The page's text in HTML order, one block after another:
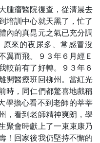
腫瘤醫院復查，從清晨去
培訓中心就天黑了，忙了
內的真昆元之氣已充分調
來的夜尿多、常感冒沒
翼而飛。９３年６月經Ｅ
較前有了好轉。９３年６
開醫療班回柳州。當紅光
時，同仁們都驚喜地戲稱
學擔心看不到老師的莘莘
，看到老師精神爽朗，學
聚會時獻上了一束束康乃
！回家後我仍堅持不懈的